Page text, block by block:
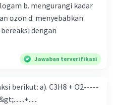
kadar
Jawaban terverifikasi
berikut: a). C3H8 + O2-----